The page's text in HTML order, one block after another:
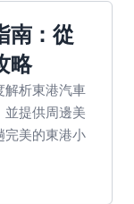
南：從
略
解析東港汽車
並提供周邊美
完美的東港小